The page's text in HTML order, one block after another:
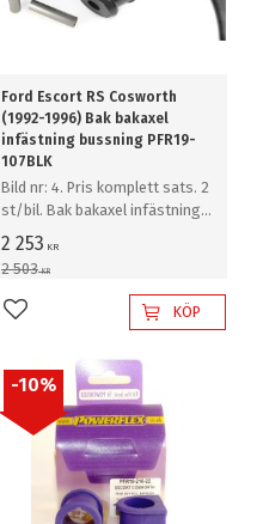
Ford Escort RS Cosworth
(1992-1996) Bak bakaxel
infästning bussning PFR19-
107BLK
Bild nr: 4. Pris komplett sats. 2
st/bil. Bak bakaxel infästning
bussning
2 253 KR
2 503KR
Lägg till i favoriterKÖP
10%